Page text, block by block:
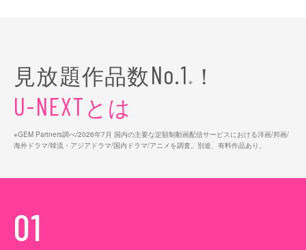
見放題作品数No.1 ※ ！
U-NEXTとは
※GEM Partners調べ/2026年7⽉ 国内の主要な定額制動画配信サービスにおける洋画/邦画/
海外ドラマ/韓流・アジアドラマ/国内ドラマ/アニメを調査。別途、有料作品あり。
01